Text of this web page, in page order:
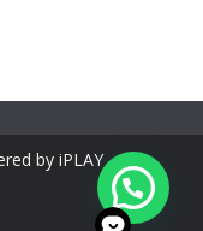
by iPLAY